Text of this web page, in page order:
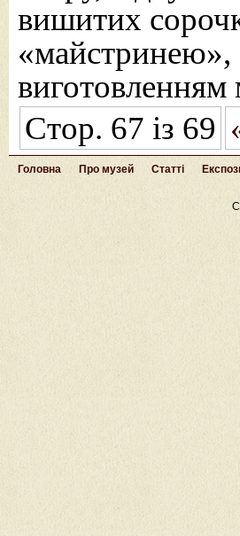
вишитих
«майстринею»,
Стор. 67 із 69
Головна Про музей Статті